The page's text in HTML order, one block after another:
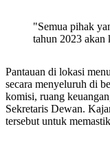
"Semua pihak
tahun 2023 akan
Pantauan di lokasi
secara menyeluruh di
komisi, ruang
Sekretaris Dewan.
tersebut untuk